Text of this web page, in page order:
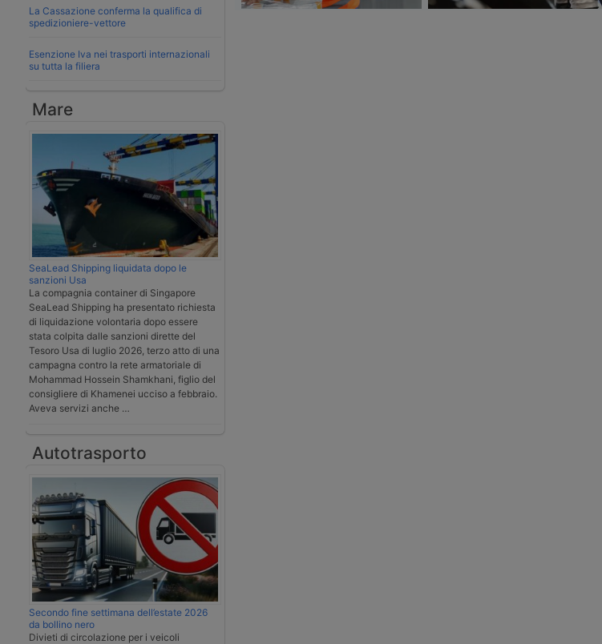
La Cassazione conferma la qualifica di
spedizioniere-vettore
Esenzione Iva nei trasporti internazionali
su tutta la filiera
Mare
SeaLead Shipping liquidata dopo le
sanzioni Usa
La compagnia container di Singapore
SeaLead Shipping ha presentato richiesta
di liquidazione volontaria dopo essere
stata colpita dalle sanzioni dirette del
Tesoro Usa di luglio 2026, terzo atto di una
campagna contro la rete armatoriale di
Mohammad Hossein Shamkhani, figlio del
consigliere di Khamenei ucciso a febbraio.
Aveva servizi anche …
Autotrasporto
Secondo fine settimana dell’estate 2026
da bollino nero
Divieti di circolazione per i veicoli